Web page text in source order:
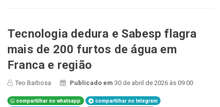
Tecnologia dedura e Sabesp flagra
mais de 200 furtos de água em
Franca e região
Teo Barbosa Publicado em30 de abril de 2026 às 09:00
compartilhar no whatsapp
compartilhar no telegram